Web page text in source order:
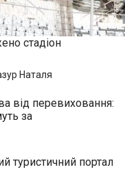
стадіон
Наталя
від перевиховання:
за
туристичний портал